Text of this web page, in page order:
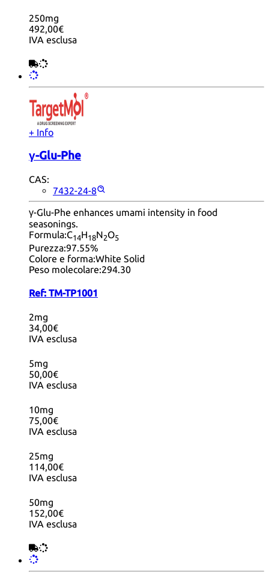
250mg
492,00€
IVA esclusa
+ Info
γ-Glu-Phe
CAS:
7432-24-8
γ-Glu-Phe enhances umami intensity in food
seasonings.
Formula:C14H18N2O5
Purezza:97.55%
Colore e forma:White Solid
Peso molecolare:294.30
Ref: TM-TP1001
2mg
34,00€
IVA esclusa
5mg
50,00€
IVA esclusa
10mg
75,00€
IVA esclusa
25mg
114,00€
IVA esclusa
50mg
152,00€
IVA esclusa